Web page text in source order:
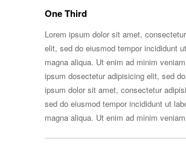
One Third
Lorem ipsum dolor sit amet,
elit, sed do eiusmod tempor incididunt
magna aliqua. Ut enim ad minim
ipsum dosectetur adipisicing elit, sed
ipsum dolor sit amet, consectetur
sed do eiusmod tempor incididunt ut
magna aliqua. Ut enim ad minim